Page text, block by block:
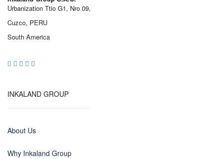
Urbanization Ttio G1, Nro 09,
Cuzco, PERU
South America
INKALAND GROUP
About Us
Why Inkaland Group